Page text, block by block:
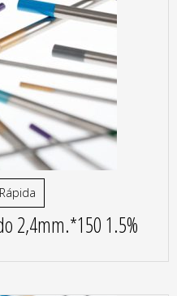
2,4mm.*150 1.5%